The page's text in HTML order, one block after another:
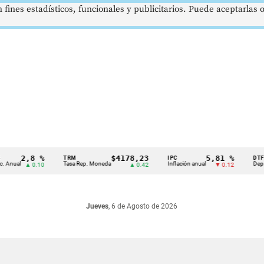
2,8 %
▲ 0.10 Tasa Rep. Moneda
$4178,23
▲ 0.42 Inflación anual
5,81 %
▼ 0.12 Dep.
Jueves, 6 de Agosto de 2026
estadísticos, funcionales y publicitarios. Puede aceptarlas